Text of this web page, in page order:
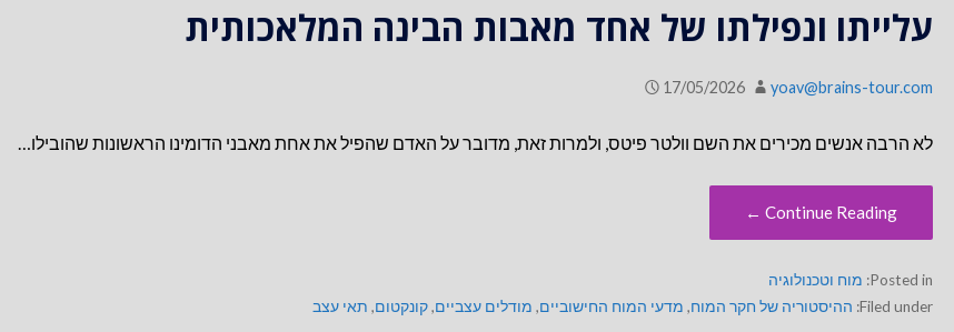
עלייתו ונפילתו של אחד מאבות הבינה המלאכותית
17/05/2026 yoav@brains-tour.com
לא הרבה אנשים מכירים את השם וולטר פיטס, ולמרות זאת, מדובר על האדם שהפיל את אחת מאבני הדומינו הראשונות שהובילו…
Continue Reading ←
Posted in: מוח וטכנולוגיה
Filed under: ההיסטוריה של חקר המוח, מדעי המוח החישוביים, מודלים עצביים,קונקטום, תאי עצב